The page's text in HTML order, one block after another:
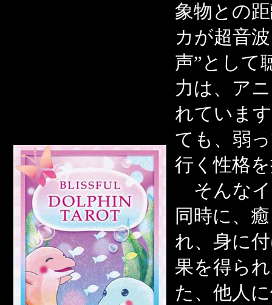
象物との
カが超音
声”として
力は、ア
れていま
ても、弱
行く性格
そんなイ
同時に、
れ、身に
果を得ら
た、他人